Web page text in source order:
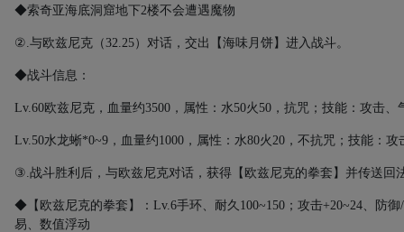
◆索奇亚海底洞窟地下2楼不会遭遇魔物
②.与欧兹尼克（32.25）对话，交出【海味月饼】进入战斗。
◆战斗信息：
Lv.60欧兹尼克，血量约3500 ，属性：水50火 50 ，抗咒；技能：攻击
Lv.50水龙蜥*0~9 ，血量约1000 ，属性：水80火20 ，不抗咒；技能：
③.战斗胜利后，与欧兹尼克对话，获得【欧兹尼克的拳套】并传送回
◆【欧兹尼克的拳套】： Lv.6手环、耐久 100~150 ；攻击+20~24、防御/
易、数值浮动